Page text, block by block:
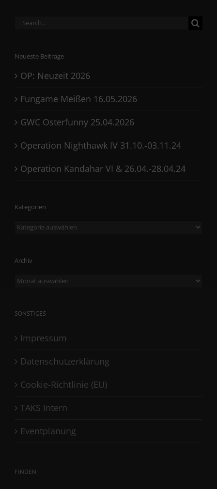
Search
Neueste Beiträge
OP: Neuzeit 2026
Fungame Meißen 16.05.2026
GWC Osterfunny 25.04.2026
Operation Nighthawk IV 31.10.-03.11.24
Operation Kandahar VI & 26.04.-28.04.24
Kategorien
Kategorien
Archiv
Archiv
SONSTIGES
Impressum
Datenschutzerklärung
Cookie-Richtlinie (EU)
TAKS Intern
Eventplanung
FINDEN